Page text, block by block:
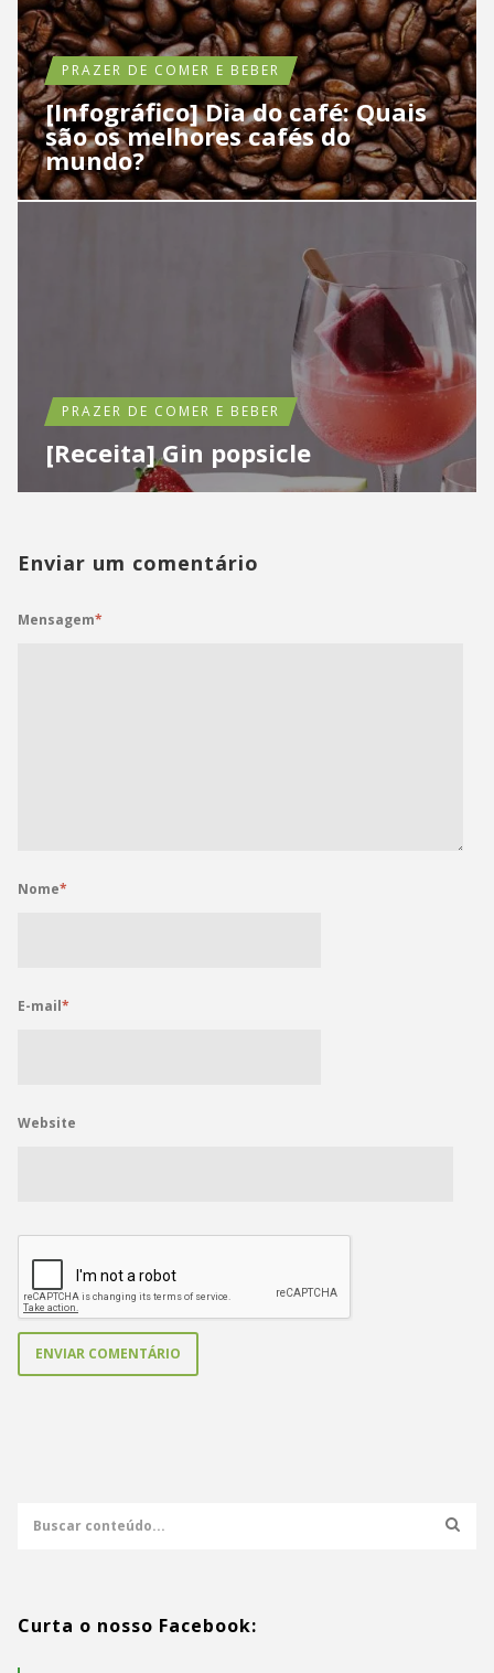
PRAZER DE COMER E BEBER
[Infográfico] Dia do café: Quais
são os melhores cafés do
mundo?
PRAZER DE COMER E BEBER
[Receita] Gin popsicle
Enviar um comentário
Mensagem*
Nome*
E-mail*
Website
Curta o nosso Facebook: